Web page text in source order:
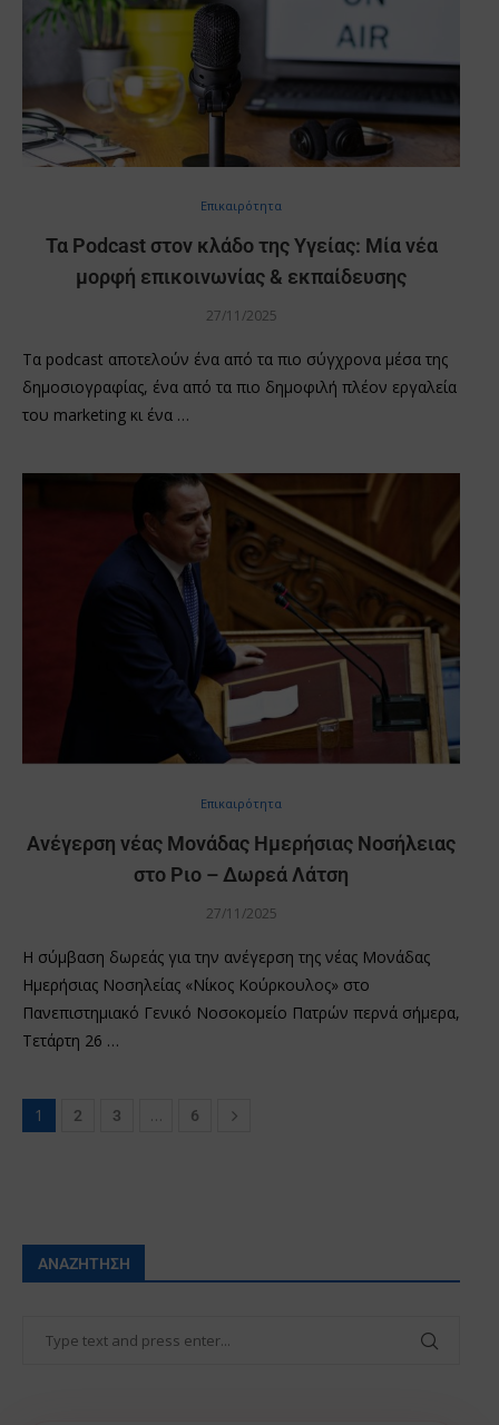
Επικαιρότητα
Τα Podcast στον κλάδο της Υγείας: Μία νέα
μορφή επικοινωνίας & εκπαίδευσης
27/11/2025
Τα podcast αποτελούν ένα από τα πιο σύγχρονα μέσα της
δημοσιογραφίας, ένα από τα πιο δημοφιλή πλέον εργαλεία
του marketing κι ένα …
Επικαιρότητα
Ανέγερση νέας Μονάδας Ημερήσιας Νοσήλειας
στο Ριο – Δωρεά Λάτση
27/11/2025
Η σύμβαση δωρεάς για την ανέγερση της νέας Μονάδας
Ημερήσιας Νοσηλείας «Νίκος Κούρκουλος» στο
Πανεπιστημιακό Γενικό Νοσοκομείο Πατρών περνά σήμερα,
Τετάρτη 26 …
1 2 3 … 6
ΑΝΑΖΉΤΗΣΗ